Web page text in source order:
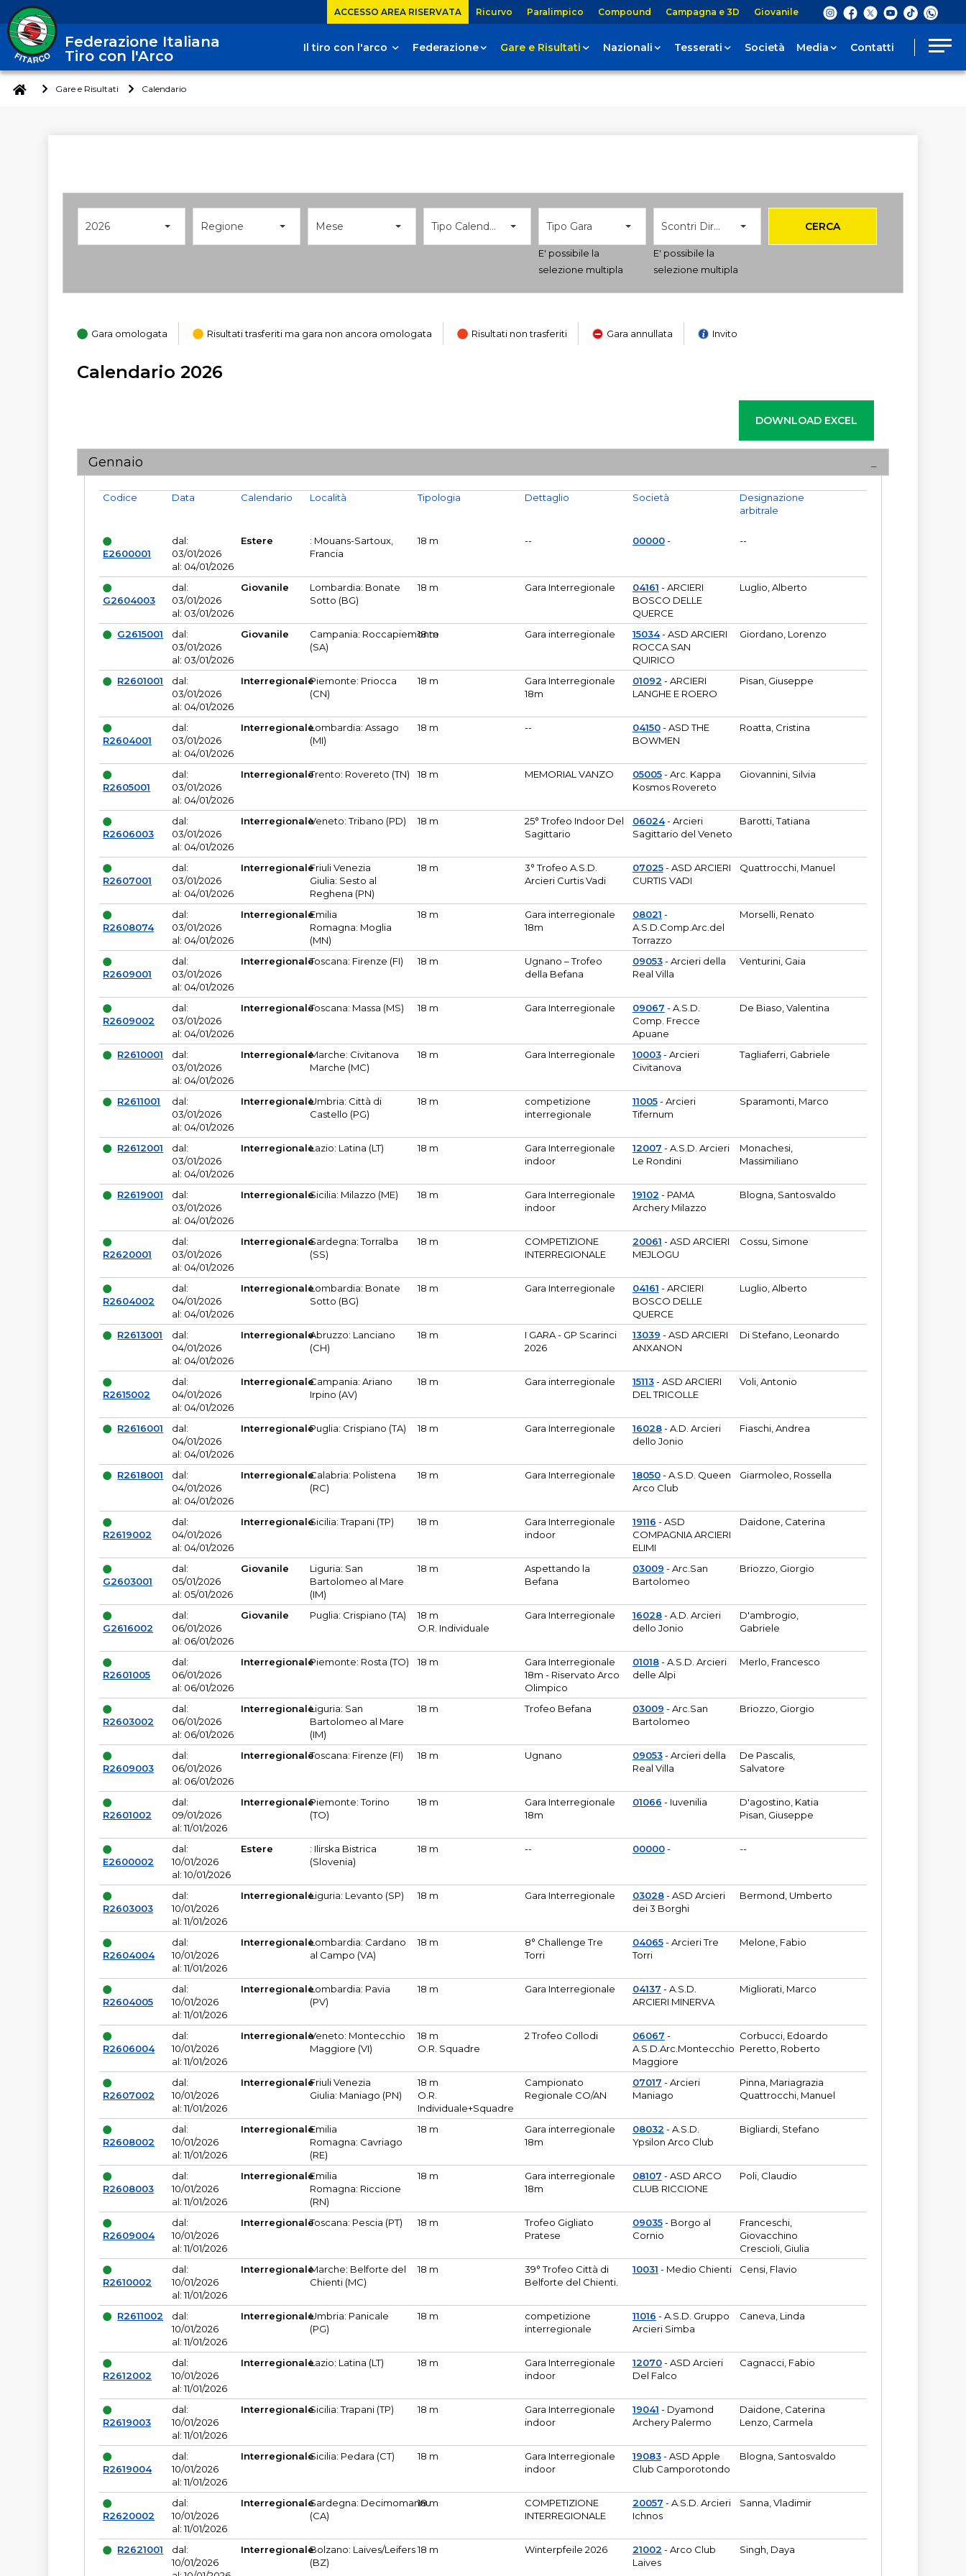
ACCESSO AREA RISERVATA Ricurvo Paralimpico Compound Campagna e 3D Giovanile
Federazione Italiana
Tiro con l'Arco
Il tiro con l'arco Federazione Gare e Risultati Nazionali Tesserati Società Media Contatti
Gare e Risultati Calendario
2026 Regione Mese Tipo Calendario Tipo Gara
E' possibile la
selezione multipla
Scontri Diretti
E' possibile la
selezione multipla
CERCA
Gara omologata Risultati trasferiti ma gara non ancora omologata Risultati non trasferiti Gara annullata Invito
Calendario 2026
Gennaio
Codice
E2600001
Data
dal:
03/01/2026
al: 04/01/2026
Calendario
Estere
Località
: Mouans-Sartoux,
Francia
Tipologia
18 m
Dettaglio
--
Società
00000-
Designazione
arbitrale
--
G2604003
dal:
03/01/2026
al: 03/01/2026
Giovanile
Lombardia: Bonate
Sotto (BG)
18 m Gara Interregionale 04161 - ARCIERI
BOSCO DELLE
QUERCE
Luglio, Alberto
G2615001
dal:
03/01/2026
al: 03/01/2026
Giovanile
Campania: Roccapiemonte
(SA)
18 m Gara interregionale 15034- ASD ARCIERI
ROCCA SAN
QUIRICO
Giordano, Lorenzo
R2601001
dal:
03/01/2026
al: 04/01/2026
InterregionalePiemonte: Priocca
(CN)
18 m
Gara Interregionale
18m
01092 - ARCIERI
LANGHE E ROERO
Pisan, Giuseppe
R2604001
dal:
03/01/2026
al: 04/01/2026
InterregionaleLombardia: Assago
(MI)
18 m -- 04150- ASD THE
BOWMEN
Roatta, Cristina
R2605001
dal:
03/01/2026
al: 04/01/2026
InterregionaleTrento: Rovereto (TN) 18 m MEMORIAL VANZO 05005- Arc. Kappa
Kosmos Rovereto
Giovannini, Silvia
R2606003
dal:
03/01/2026
al: 04/01/2026
InterregionaleVeneto: Tribano (PD) 18 m
25° Trofeo Indoor Del
Sagittario
06024- Arcieri
Sagittario del Veneto
Barotti, Tatiana
R2607001
dal:
03/01/2026
al: 04/01/2026
InterregionaleFriuli Venezia
Giulia: Sesto al
Reghena (PN)
18 m
3° Trofeo A.S.D.
Arcieri Curtis Vadi
07025- ASD ARCIERI
CURTIS VADI
Quattrocchi, Manuel
R2608074
dal:
03/01/2026
al: 04/01/2026
InterregionaleEmilia
Romagna: Moglia
(MN)
18 m
Gara interregionale
18m
08021 -
A.S.D.Comp.Arc.del
Torrazzo
Morselli, Renato
R2609001
dal:
03/01/2026
al: 04/01/2026
InterregionaleToscana: Firenze (FI) 18 m
Ugnano – Trofeo
della Befana
09053- Arcieri della
Real Villa
Venturini, Gaia
R2609002
dal:
03/01/2026
al: 04/01/2026
InterregionaleToscana: Massa (MS) 18 m Gara Interregionale 09067 - A.S.D.
Comp. Frecce
Apuane
De Biaso, Valentina
R2610001
dal:
03/01/2026
al: 04/01/2026
InterregionaleMarche: Civitanova
Marche (MC)
18 m Gara Interregionale 10003- Arcieri
Civitanova
Tagliaferri, Gabriele
R2611001
dal:
03/01/2026
al: 04/01/2026
InterregionaleUmbria: Città di
Castello (PG)
18 m
competizione
interregionale
11005- Arcieri
Tifernum
Sparamonti, Marco
R2612001
dal:
03/01/2026
al: 04/01/2026
InterregionaleLazio: Latina (LT) 18 m
Gara Interregionale
indoor
12007 - A.S.D. Arcieri
Le Rondini
Monachesi,
Massimiliano
R2619001
dal:
03/01/2026
al: 04/01/2026
InterregionaleSicilia: Milazzo (ME) 18 m
Gara Interregionale
indoor
19102 - PAMA
Archery Milazzo
Blogna, Santosvaldo
R2620001
dal:
03/01/2026
al: 04/01/2026
InterregionaleSardegna: Torralba
(SS)
18 m
COMPETIZIONE
INTERREGIONALE
20061 - ASD ARCIERI
MEJLOGU
Cossu, Simone
R2604002
dal:
04/01/2026
al: 04/01/2026
InterregionaleLombardia: Bonate
Sotto (BG)
18 m Gara Interregionale 04161 - ARCIERI
BOSCO DELLE
QUERCE
Luglio, Alberto
R2613001
dal:
04/01/2026
al: 04/01/2026
InterregionaleAbruzzo: Lanciano
(CH)
18 m
I GARA - GP Scarinci
2026
13039 - ASD ARCIERI
ANXANON
Di Stefano, Leonardo
R2615002
dal:
04/01/2026
al: 04/01/2026
InterregionaleCampania: Ariano
Irpino (AV)
18 m Gara interregionale 15113- ASD ARCIERI
DEL TRICOLLE
Voli, Antonio
R2616001
dal:
04/01/2026
al: 04/01/2026
InterregionalePuglia: Crispiano (TA) 18 m Gara Interregionale 16028- A.D. Arcieri
dello Jonio
Fiaschi, Andrea
R2618001
dal:
04/01/2026
al: 04/01/2026
InterregionaleCalabria: Polistena
(RC)
18 m Gara Interregionale 18050- A.S.D. Queen
Arco Club
Giarmoleo, Rossella
R2619002
dal:
04/01/2026
al: 04/01/2026
InterregionaleSicilia: Trapani (TP) 18 m
Gara Interregionale
indoor
19116 - ASD
COMPAGNIA ARCIERI
ELIMI
Daidone, Caterina
G2603001
dal:
05/01/2026
al: 05/01/2026
Giovanile
Liguria: San
Bartolomeo al Mare
(IM)
18 m
Aspettando la
Befana
03009 - Arc.San
Bartolomeo
Briozzo, Giorgio
G2616002
dal:
06/01/2026
al: 06/01/2026
Giovanile Puglia: Crispiano (TA)
18 m
O.R. Individuale
Gara Interregionale 16028- A.D. Arcieri
dello Jonio
D'ambrogio,
Gabriele
R2601005
dal:
06/01/2026
al: 06/01/2026
InterregionalePiemonte: Rosta (TO) 18 m
Gara Interregionale
18m - Riservato Arco
Olimpico
01018- A.S.D. Arcieri
delle Alpi
Merlo, Francesco
R2603002
dal:
06/01/2026
al: 06/01/2026
InterregionaleLiguria: San
Bartolomeo al Mare
(IM)
18 m Trofeo Befana 03009 - Arc.San
Bartolomeo
Briozzo, Giorgio
R2609003
dal:
06/01/2026
al: 06/01/2026
InterregionaleToscana: Firenze (FI) 18 m Ugnano 09053- Arcieri della
Real Villa
De Pascalis,
Salvatore
R2601002
dal:
09/01/2026
al: 11/01/2026
InterregionalePiemonte: Torino
(TO)
18 m
Gara Interregionale
18m
01066 - Iuvenilia
D'agostino, Katia
Pisan, Giuseppe
E2600002
dal:
10/01/2026
al: 10/01/2026
Estere
: Ilirska Bistrica
(Slovenia)
18 m -- 00000- --
R2603003
dal:
10/01/2026
al: 11/01/2026
InterregionaleLiguria: Levanto (SP) 18 m Gara Interregionale 03028- ASD Arcieri
dei 3 Borghi
Bermond, Umberto
R2604004
dal:
10/01/2026
al: 11/01/2026
InterregionaleLombardia: Cardano
al Campo (VA)
18 m
8° Challenge Tre
Torri
04065- Arcieri Tre
Torri
Melone, Fabio
R2604005
dal:
10/01/2026
al: 11/01/2026
InterregionaleLombardia: Pavia
(PV)
18 m Gara Interregionale 04137 - A.S.D.
ARCIERI MINERVA
Migliorati, Marco
R2606004
dal:
10/01/2026
al: 11/01/2026
InterregionaleVeneto: Montecchio
Maggiore (VI)
18 m
O.R. Squadre
2 Trofeo Collodi 06067 -
A.S.D.Arc.Montecchio
Maggiore
Corbucci, Edoardo
Peretto, Roberto
R2607002
dal:
10/01/2026
al: 11/01/2026
InterregionaleFriuli Venezia
Giulia: Maniago (PN)
18 m
O.R.
Individuale+Squadre
Campionato
Regionale CO/AN
07017 - Arcieri
Maniago
Pinna, Mariagrazia
Quattrocchi, Manuel
R2608002
dal:
10/01/2026
al: 11/01/2026
InterregionaleEmilia
Romagna: Cavriago
(RE)
18 m
Gara interregionale
18m
08032 - A.S.D.
Ypsilon Arco Club
Bigliardi, Stefano
R2608003
dal:
10/01/2026
al: 11/01/2026
InterregionaleEmilia
Romagna: Riccione
(RN)
18 m
Gara interregionale
18m
08107 - ASD ARCO
CLUB RICCIONE
Poli, Claudio
R2609004
dal:
10/01/2026
al: 11/01/2026
InterregionaleToscana: Pescia (PT) 18 m
Trofeo Gigliato
Pratese
09035- Borgo al
Cornio
Franceschi,
Giovacchino
Crescioli, Giulia
R2610002
dal:
10/01/2026
al: 11/01/2026
InterregionaleMarche: Belforte del
Chienti (MC)
18 m
39° Trofeo Città di
Belforte del Chienti.
10031 - Medio Chienti Censi, Flavio
R2611002
dal:
10/01/2026
al: 11/01/2026
InterregionaleUmbria: Panicale
(PG)
18 m
competizione
interregionale
11016 - A.S.D. Gruppo
Arcieri Simba
Caneva, Linda
R2612002
dal:
10/01/2026
al: 11/01/2026
InterregionaleLazio: Latina (LT) 18 m
Gara Interregionale
indoor
12070- ASD Arcieri
Del Falco
Cagnacci, Fabio
R2619003
dal:
10/01/2026
al: 11/01/2026
InterregionaleSicilia: Trapani (TP) 18 m
Gara Interregionale
indoor
19041 - Dyamond
Archery Palermo
Daidone, Caterina
Lenzo, Carmela
R2619004
dal:
10/01/2026
al: 11/01/2026
InterregionaleSicilia: Pedara (CT) 18 m
Gara Interregionale
indoor
19083- ASD Apple
Club Camporotondo
Blogna, Santosvaldo
R2620002
dal:
10/01/2026
al: 11/01/2026
InterregionaleSardegna: Decimomannu
(CA)
18 m
COMPETIZIONE
INTERREGIONALE
20057 - A.S.D. Arcieri
Ichnos
Sanna, Vladimir
R2621001
dal:
10/01/2026
InterregionaleBolzano: Laives/Leifers
(BZ)
18 m Winterpfeile 2026 21002 - Arco Club
Laives
Singh, Daya